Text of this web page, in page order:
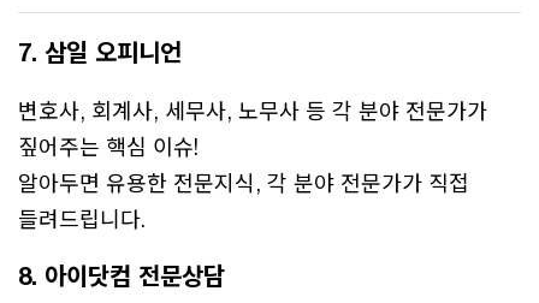
7. 삼일 오피니언
변호사, 회계사, 세무사, 노무사 등 각 분야 전문가가
짚어주는 핵심 이슈!
알아두면 유용한 전문지식, 각 분야 전문가가 직접
들려드립니다.
8. 아이닷컴 전문상담